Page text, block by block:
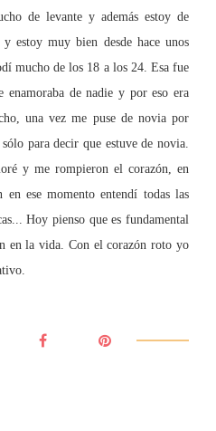
de levante y además estoy de
estoy muy bien desde hace unos
mucho de los 18 alos 24. Esa fue
enamoraba de nadie y por eso era
una vez me puse de novia por
para decir que estuve de novia.
y me rompieron el corazón, en
ese momento entendí todas las
Hoy pienso que es fundamental
en la vida. Con el corazón roto yo